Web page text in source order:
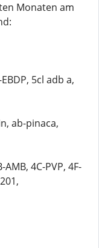
Monaten am
5cl adb a,
ab-pinaca,
AMB, 4C-PVP, 4F-